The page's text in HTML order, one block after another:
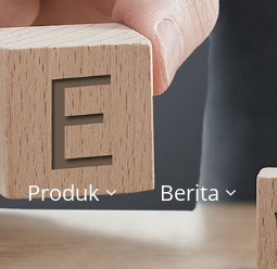
Produk Berita